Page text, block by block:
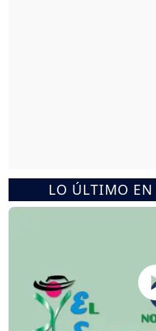
LO ÚLTIMO